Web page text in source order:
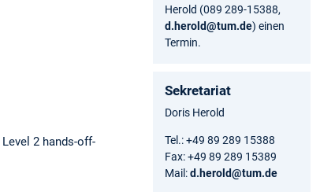
Level 2 hands-off-
Herold (089 289-15388,
d.herold@tum.de) einen
Termin.
Sekretariat
Doris Herold
Tel.: +49 89 289 15388
Fax: +49 89 289 15389
Mail:d.herold@tum.de